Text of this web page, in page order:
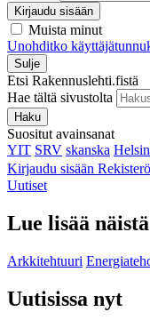
Kirjaudu sisään
Muista minut
Unohditko
Sulje
Etsi Rakennuslehti.fistä
Hae tältä sivustolta
Haku
Suositut avainsanat
YIT SRV skanska
Kirjaudu sisään
Uutiset
Lue lisää
Arkkitehtuuri
Uutisissa nyt